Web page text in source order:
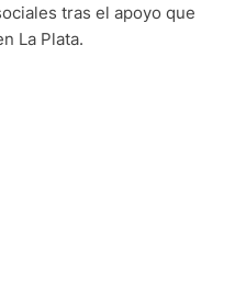
tras el apoyo que
La Plata.